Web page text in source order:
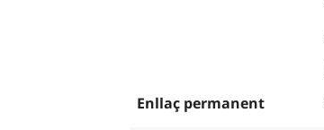
Enllaç permanent